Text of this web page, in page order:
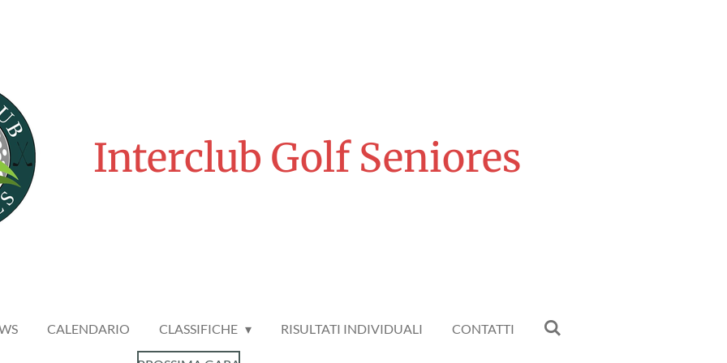
Interclub Golf Seniores
CALENDARIO CLASSIFICHE RISULTATI INDIVIDUALI CONTATTI